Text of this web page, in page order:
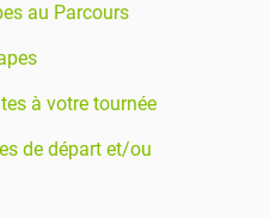
au Parcours
à votre tournée
de départ et/ou